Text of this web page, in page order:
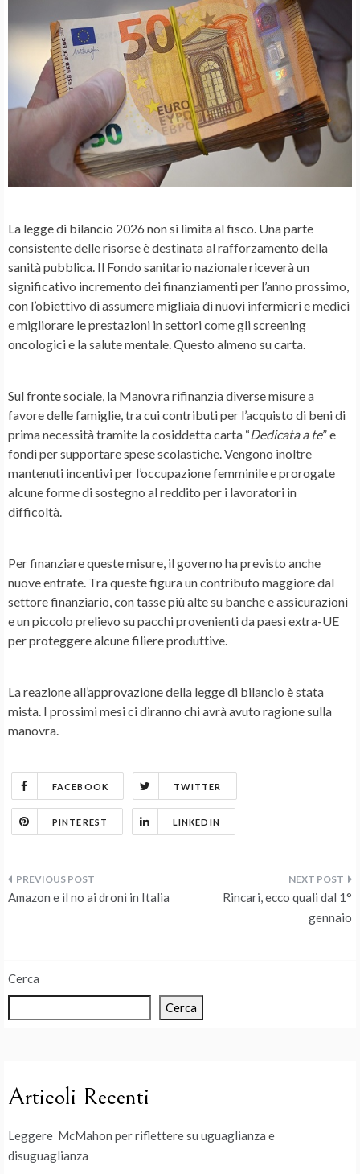
La legge di bilancio 2026 non si limita alfisco. Una parte
consistente delle risorse è destinata al rafforzamento della
sanità pubblica. Il Fondo sanitario nazionale riceverà un
significativo incremento dei finanziamenti per l’anno prossimo,
con l’obiettivo di assumere migliaia di nuovi infermieri e medici
e migliorare le prestazioni in settori come gli screening
oncologici e lasalute mentale. Questo almeno su carta.
Sulfronte sociale, la Manovra rifinanzia diverse misure a
favore delle famiglie, tra cui contributi per l’acquisto di beni di
prima necessità tramite la cosiddetta carta “Dedicata a te” e
fondi per supportare spese scolastiche. Vengono inoltre
mantenuti incentivi per l’occupazione femminilee prorogate
alcune forme di sostegno al reddito per i lavoratori in
difficoltà.
Per finanziare queste misure, il governo ha previsto anche
nuove entrate. Tra queste figura un contributo maggiore dal
settore finanziario, contassepiù alte su banche e assicurazioni
e un piccolo prelievo su pacchi provenienti da paesi extra-UE
per proteggere alcune filiere produttive.
La reazione all’approvazione della legge di bilancio è stata
mista. I prossimi mesi ci diranno chi avrà avuto ragione sulla
manovra.
FACEBOOK TWITTER
PINTEREST LINKEDIN
Navigazione
Amazon e il no ai droni in Italia
Rincari, ecco quali dal 1°
gennaio
Cerca
Cerca
Articoli Recenti
Leggere McMahon per riflettere su uguaglianza e
disuguaglianza